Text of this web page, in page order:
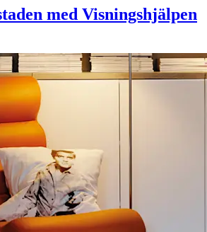
med Visningshjälpen